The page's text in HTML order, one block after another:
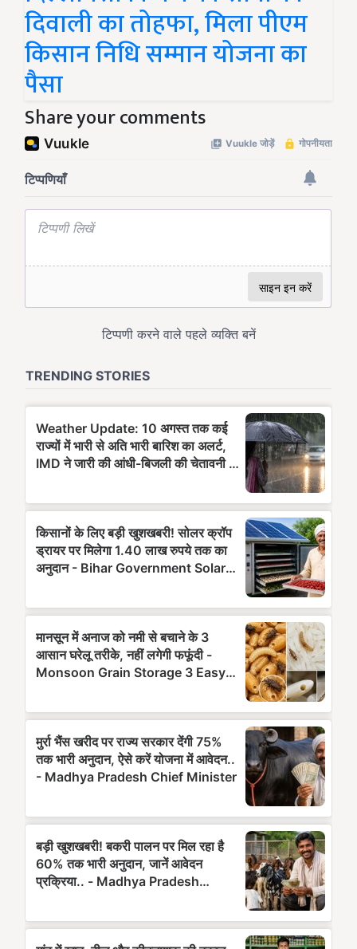
दिवाली का तोहफा, मिला पीएम
किसान निधि सम्मान योजना का
पैसा
Share your comments